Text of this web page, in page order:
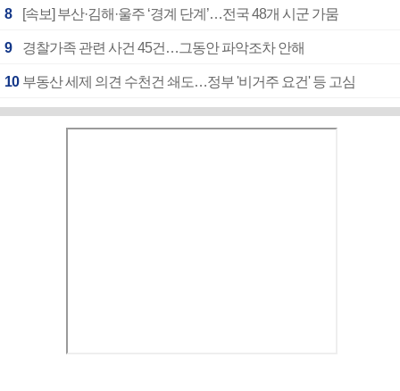
8 [속보] 부산·김해·울주 ‘경계 단계’…전국 48개 시군 가뭄
9 경찰가족 관련 사건 45건…그동안 파악조차 안해
10 부동산 세제 의견 수천건 쇄도…정부 '비거주 요건' 등 고심